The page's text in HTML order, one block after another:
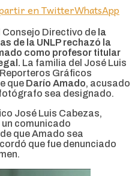
en TwitterWhatsApp
Consejo Directivo de la
de la UNLP rechazó la
como profesor titular
La familia del José Luis
Gráficos
que Darío Amado, acusado
sea designado.
José Luis Cabezas,
comunicado
que Amado sea
que fue denunciado